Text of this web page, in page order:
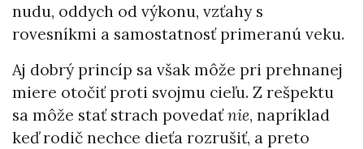
nudu, oddych od výkonu, vzťahy s
rovesníkmi a samostatnosť primeranú veku.
Aj dobrý princíp sa však môže pri prehnanej
miere otočiť proti svojmu cieľu. Z rešpektu
sa môže stať strach povedaťnie, napríklad
keď rodič nechce dieťa rozrušiť, a preto